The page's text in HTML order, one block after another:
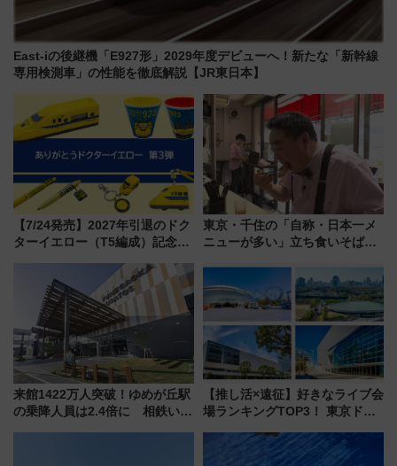
East-iの後継機「E927形」2029年度デビューへ！新たな「新幹線
専用検測車」の性能を徹底解説【JR東日本】
【7/24発売】2027年引退のドク
ターイエロー（T5編成）記念グ
送の目覚まし時計など通販・販
売店舗まとめ
東京・千住の「自称・日本一メ
ニューが多い」立ち食いそば屋
地のふらっと立ち食いそば』
7/27夜10時～放送
来館1422万人突破！ゆめが丘駅
の乗降人員は2.4倍に 相鉄いず
【推し活×遠征】好きなライブ会
場ランキングTOP3！ 東京ドー
由と交通アクセス術、ライブ会
場に何を求める？